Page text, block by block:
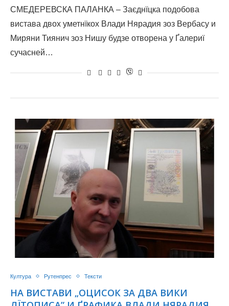
СМЕДЕРЕВСКА ПАЛАНКА – Заєднїцка подобова
вистава двох уметнїкох Влади Нярадия зоз Вербасу и
Миряни Тиянич зоз Нишу будзе отворена у Ґалериї
сучасней…
Култура Рутенпрес Тексти
НА ВИСТАВИ „ОЦИСОК ЗА ДВА ВИКИ